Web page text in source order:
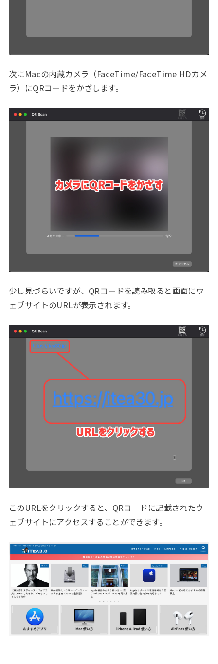
次にMacの内蔵カメラ（FaceTime/FaceTime HDカメ
ラ）にQRコードをかざします。
少し見づらいですが、QRコードを読み取ると画面にウ
ェブサイトのURLが表示されます。
このURLをクリックすると、QRコードに記載されたウ
ェブサイトにアクセスすることができます。